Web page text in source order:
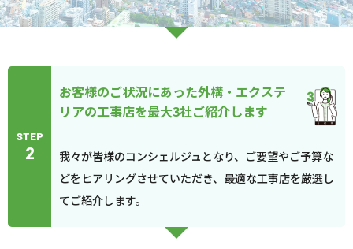
STEP
2
お客様のご状況にあった外構・エクステ
リアの工事店を最大3社ご紹介します
我々が皆様のコンシェルジュとなり、ご要望やご予算な
どをヒアリングさせていただき、最適な工事店を厳選し
てご紹介します。